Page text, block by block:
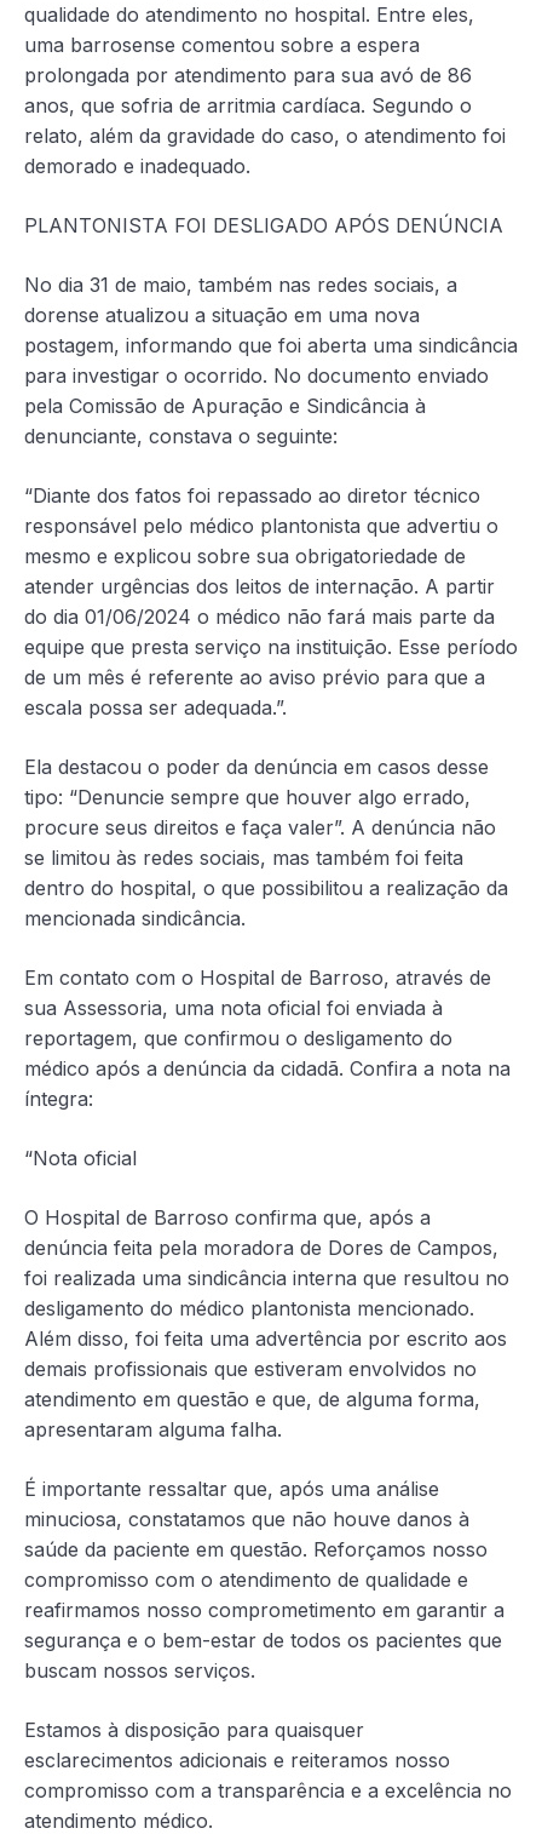
qualidade do atendimento no hospital. Entre eles,
uma barrosense comentou sobre a espera
prolongada por atendimento para sua avó de 86
anos, que sofria de arritmia cardíaca. Segundo o
relato, além da gravidade do caso, o atendimento foi
demorado e inadequado.
PLANTONISTA FOI DESLIGADO APÓS DENÚNCIA
No dia 31 de maio, também nas redes sociais, a
dorense atualizou a situação em uma nova
postagem, informando que foi aberta uma sindicância
para investigar o ocorrido. No documento enviado
pela Comissão de Apuração e Sindicância à
denunciante, constava o seguinte:
“Diante dos fatos foi repassado ao diretor técnico
responsável pelo médico plantonista que advertiu o
mesmo e explicou sobre sua obrigatoriedade de
atender urgências dos leitos de internação. A partir
do dia 01/06/2024 o médico não fará mais parte da
equipe que presta serviço na instituição. Esse período
de um mês é referente ao aviso prévio para que a
escala possa ser adequada.”.
Ela destacou o poder da denúncia em casos desse
tipo: “Denuncie sempre que houver algo errado,
procure seus direitos e faça valer”. A denúncia não
se limitou às redes sociais, mas também foi feita
dentro do hospital, o que possibilitou a realização da
mencionada sindicância.
Em contato com o Hospital de Barroso, através de
sua Assessoria, uma nota oficial foi enviada à
reportagem, que confirmou o desligamento do
médico após a denúncia da cidadã. Confira a nota na
íntegra:
“Nota oficial
O Hospital de Barroso confirma que, após a
denúncia feita pela moradora de Dores de Campos,
foi realizada uma sindicância interna que resultou no
desligamento do médico plantonista mencionado.
Além disso, foi feita uma advertência por escrito aos
demais profissionais que estiveram envolvidos no
atendimento em questão e que, de alguma forma,
apresentaram alguma falha.
É importante ressaltar que, após uma análise
minuciosa, constatamos que não houve danos à
saúde da paciente em questão. Reforçamos nosso
compromisso com o atendimento de qualidade e
reafirmamos nosso comprometimento em garantir a
segurança e o bem-estar de todos os pacientes que
buscam nossos serviços.
Estamos à disposição para quaisquer
esclarecimentos adicionais e reiteramos nosso
compromisso com a transparência e a excelência no
atendimento médico.